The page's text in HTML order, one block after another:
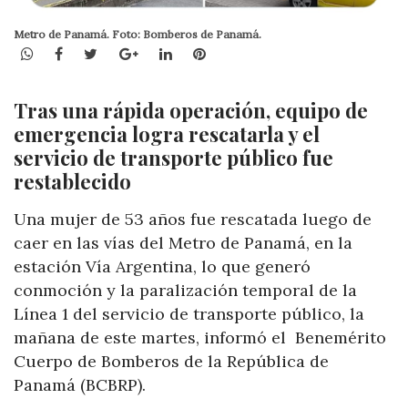
Metro de Panamá. Foto: Bomberos de Panamá.
WhatsApp
Facebook
TwitterGoogle+LinkedInPinterest
Tras una rápida operación, equipo de
emergencia logra rescatarla y el
servicio de transporte público fue
restablecido
Una mujer de 53 años fue rescatada luego de
caer en las vías del Metro de Panamá, en la
estación Vía Argentina, lo que generó
conmoción y la paralización temporal de la
Línea 1 del servicio de transporte público, la
mañana de este martes, informó el Benemérito
Cuerpo de Bomberos de la República de
Panamá (BCBRP).